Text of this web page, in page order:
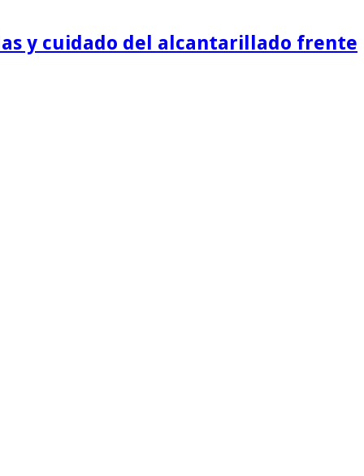
y cuidado del alcantarillado frente